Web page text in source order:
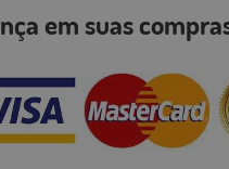
em suas